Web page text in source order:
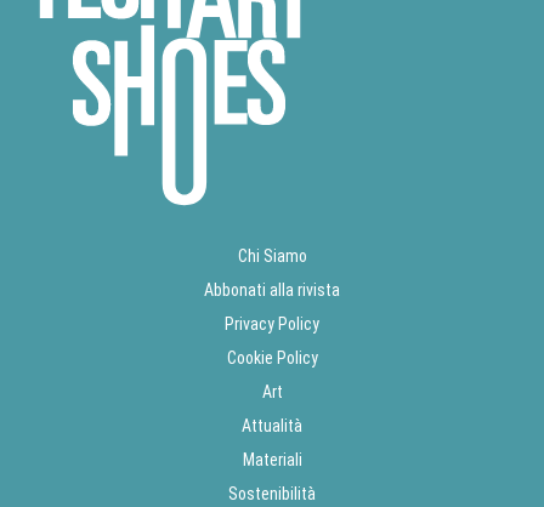
Chi Siamo
Abbonati alla rivista
Privacy Policy
Cookie Policy
Art
Attualità
Materiali
Sostenibilità